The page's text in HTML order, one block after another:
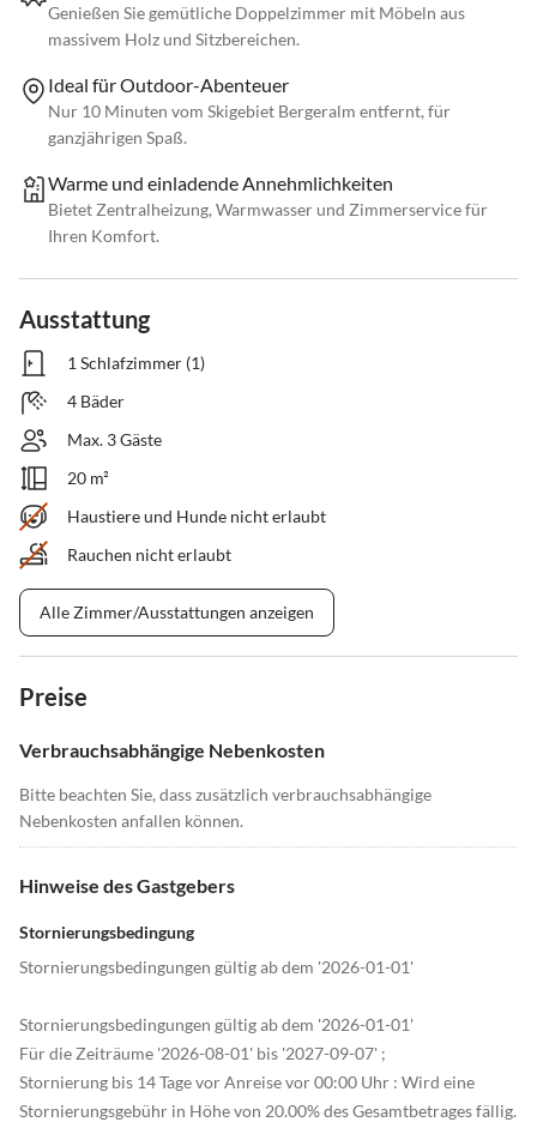
Genießen Sie gemütliche Doppelzimmer mit Möbeln aus
massivem Holz und Sitzbereichen.
Ideal für Outdoor-Abenteuer
Nur 10 Minuten vom Skigebiet Bergeralm entfernt, für
ganzjährigen Spaß.
Warme und einladende Annehmlichkeiten
Bietet Zentralheizung, Warmwasser und Zimmerservice für
Ihren Komfort.
Ausstattung
1 Schlafzimmer (1)
4 Bäder
Max. 3 Gäste
20 m²
Haustiere und Hunde nicht erlaubt
Rauchen nicht erlaubt
Alle Zimmer/Ausstattungen anzeigen
Preise
Verbrauchsabhängige Nebenkosten
Bitte beachten Sie, dass zusätzlich verbrauchsabhängige
Nebenkosten anfallen können.
Hinweise des Gastgebers
Stornierungsbedingung
Stornierungsbedingungen gültig ab dem '2026-01-01'
Stornierungsbedingungen gültig ab dem '2026-01-01'
Für die Zeiträume '2026-08-01' bis '2027-09-07' ;
Stornierung bis 14 Tage vor Anreise vor 00:00 Uhr : Wird eine
Stornierungsgebühr in Höhe von 20.00% des Gesamtbetrages fällig.